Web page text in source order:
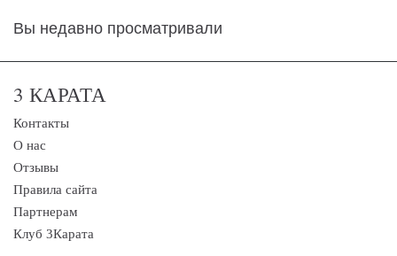
Вы недавно просматривали
3 КАРАТА
Контакты
О нас
Отзывы
Правила сайта
Партнерам
Клуб 3Карата